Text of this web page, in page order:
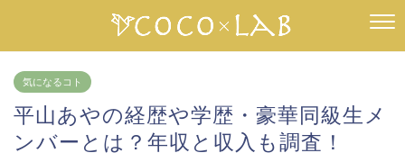
気になるコト
平山あやの経歴や学歴・豪華同級生メ
ンバーとは？年収と収入も調査！